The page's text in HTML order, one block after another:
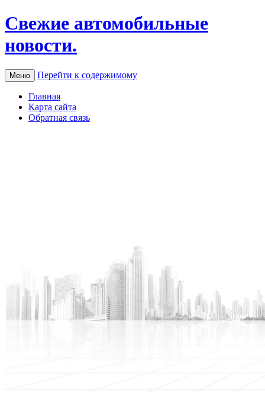
Свежие автомобильные
новости.
Меню Перейти к содержимому
Главная
Карта сайта
Обратная связь